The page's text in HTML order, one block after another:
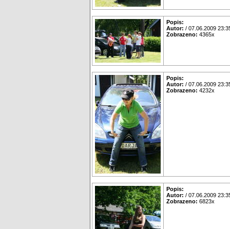
Popis:
Autor: / 07.06.2009
Zobrazeno: 4365x
Popis:
Autor: / 07.06.2009
Zobrazeno: 4232x
Popis:
Autor: / 07.06.2009
Zobrazeno: 6823x